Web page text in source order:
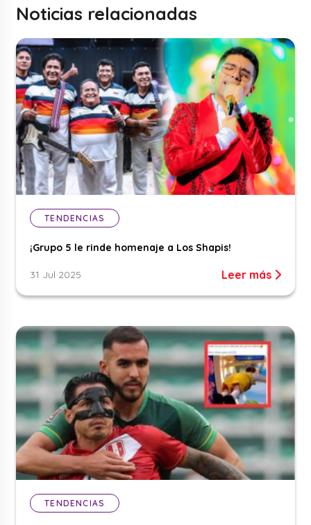
Noticias relacionadas
TENDENCIAS
¡Grupo 5 le rinde homenaje a Los Shapis!
31 Jul 2025 Leer más
TENDENCIAS